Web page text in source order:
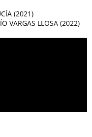
(2021)
VARGAS LLOSA (2022)